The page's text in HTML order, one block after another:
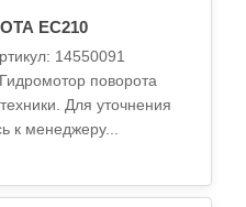
EC210
14550091
поворота
к менеджеру...